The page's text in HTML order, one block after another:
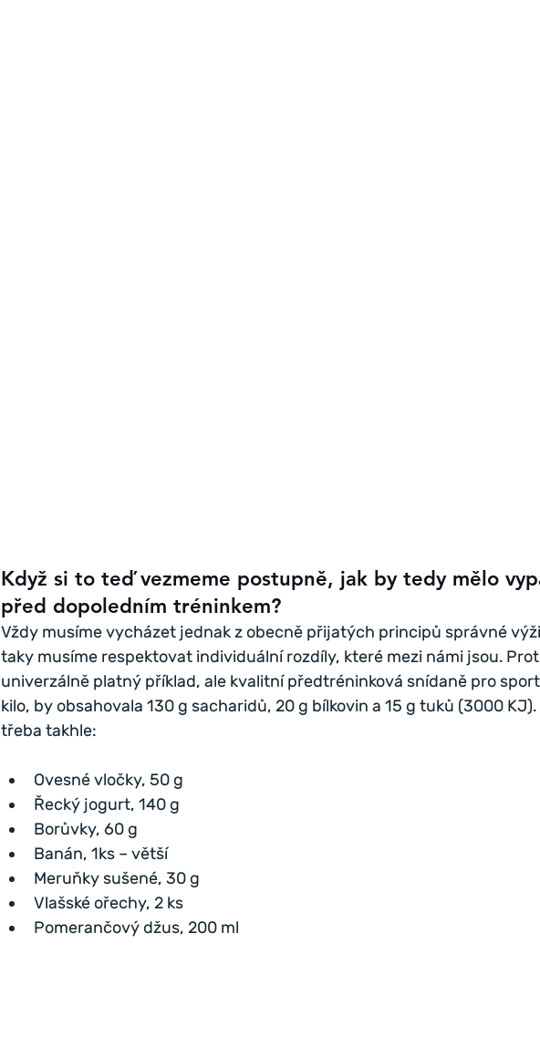
Když si to teď vezmeme postupně, jak by tedy mělo
před dopoledním tréninkem?
Vždy musíme vycházet jednak z obecně přijatých principů správné
taky musíme respektovat individuální rozdíly, které mezi námi jsou.
univerzálně platný příklad, ale kvalitní předtréninková snídaně pro
kilo, by obsahovala 130 g sacharidů, 20 g bílkovin a 15 g tuků (3000
třeba takhle:
Ovesné vločky, 50 g
Řecký jogurt, 140 g
Borůvky, 60 g
Banán, 1ks – větší
Meruňky sušené, 30 g
Vlašské ořechy, 2 ks
Pomerančový džus, 200 ml